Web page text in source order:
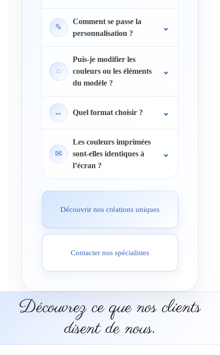
✎
Comment se passe la
personnalisation ?
◌
Puis-je modifier les
couleurs ou les éléments
du modèle ?
↔ Quel format choisir ?
✉
Les couleurs imprimées
sont-elles identiques à
l’écran ?
Découvrir nos créations uniques
Contacter nos spécialistes
Découvrez ce que nos clients
disent de nous.